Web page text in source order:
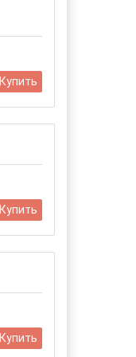
Купить
Купить
Купить